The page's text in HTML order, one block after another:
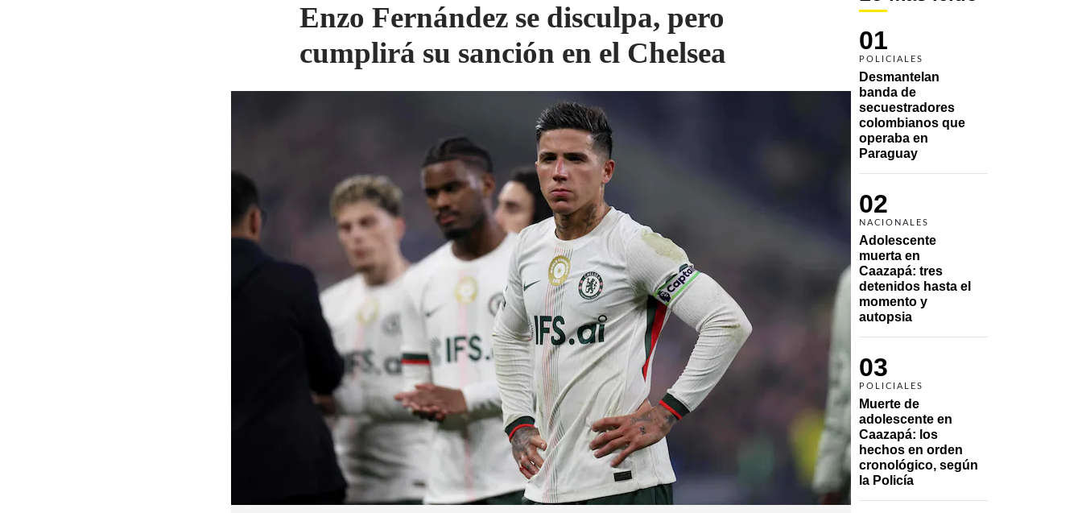
01
POLICIALES
Desmantelan
banda de
secuestradores
colombianos que
operaba en
Paraguay
02
NACIONALES
Adolescente
muerta en
Caazapá: tres
detenidos hasta el
momento y
autopsia
03
POLICIALES
Muerte de
adolescente en
Caazapá: los
hechos en orden
cronológico, según
la Policía
Enzo Fernández se disculpa, pero
cumplirá su sanción en el Chelsea